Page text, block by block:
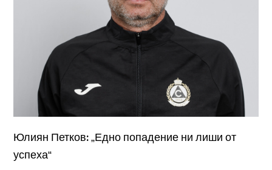
Юлиян Петков: „Едно попадение ни лиши от
успеха“